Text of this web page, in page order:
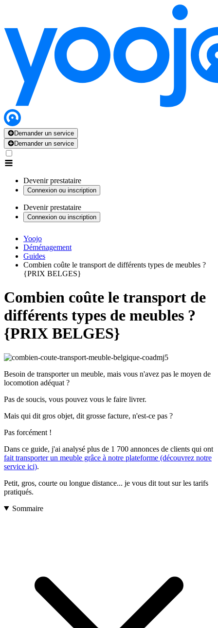
Demander un service
Demander un service
Devenir prestataire
Connexion ou inscription
Devenir prestataire
Connexion ou inscription
Yoojo
Déménagement
Guides
Combien coûte le transport de différents types de meubles ?
{PRIX BELGES}
Combien coûte le transport de
différents types de meubles ?
{PRIX BELGES}
Besoin de transporter un meuble, mais vous n'avez pas le moyen de
locomotion adéquat ?
Pas de soucis, vous pouvez vous le faire livrer.
Mais qui dit gros objet, dit grosse facture, n'est-ce pas ?
Pas forcément !
Dans ce guide, j'ai analysé plus de 1 700 annonces de clients qui ont
fait transporter un meuble grâce à notre plateforme (découvrez notre
service ici).
Petit, gros, courte ou longue distance... je vous dit tout sur les tarifs
pratiqués.
Sommaire